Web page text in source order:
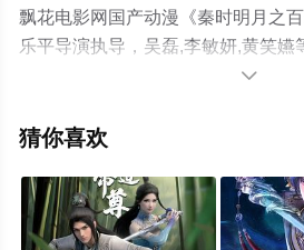
飘花电影网国产动漫《秦时明月之
乐平导演执导，吴磊,李敏妍,黄笑嬿
大陆动漫，手机免费观看高清无删
情网等平台了解。

猜你喜欢